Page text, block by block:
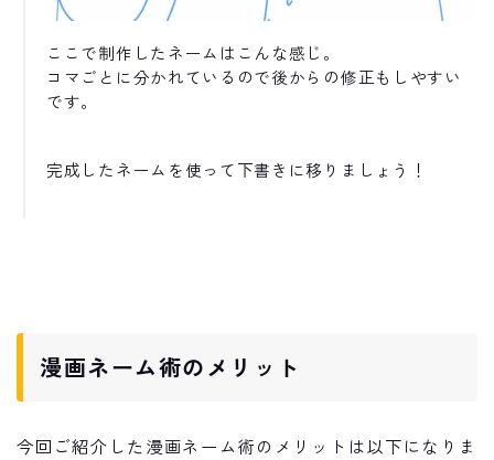
ここで制作したネームはこんな感じ。
コマごとに分かれているので後からの修正もしやすい
です。
完成したネームを使って下書きに移りましょう！
漫画ネーム術のメリット
今回ご紹介した漫画ネーム術のメリットは以下になりま